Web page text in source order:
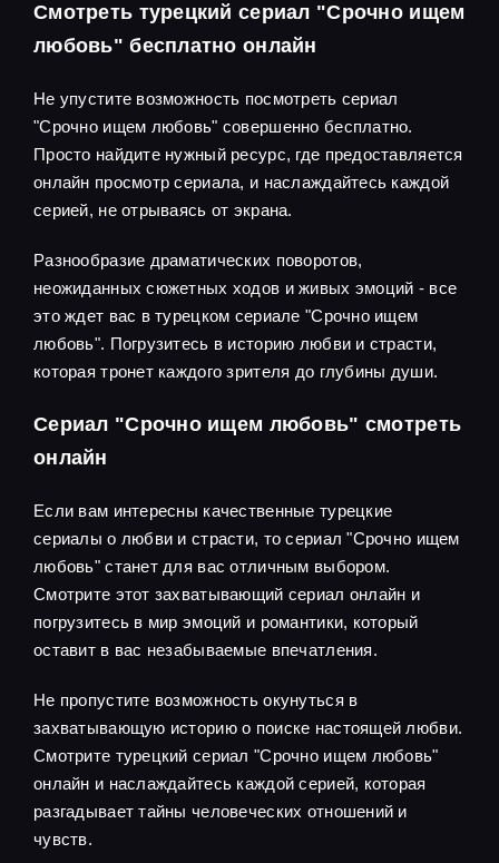
Смотреть турецкий сериал "Срочно ищем
любовь" бесплатно онлайн
Не упустите возможность посмотреть сериал
"Срочно ищем любовь" совершенно бесплатно.
Просто найдите нужный ресурс, где предоставляется
онлайн просмотр сериала, и наслаждайтесь каждой
серией, не отрываясь от экрана.
Разнообразие драматических поворотов,
неожиданных сюжетных ходов и живых эмоций - все
это ждет вас в турецком сериале "Срочно ищем
любовь". Погрузитесь в историю любви и страсти,
которая тронет каждого зрителя до глубины души.
Сериал "Срочно ищем любовь" смотреть
онлайн
Если вам интересны качественные турецкие
сериалы о любви и страсти, то сериал "Срочно ищем
любовь" станет для вас отличным выбором.
Смотрите этот захватывающий сериал онлайн и
погрузитесь в мир эмоций и романтики, который
оставит в вас незабываемые впечатления.
Не пропустите возможность окунуться в
захватывающую историю о поиске настоящей любви.
Смотрите турецкий сериал "Срочно ищем любовь"
онлайн и наслаждайтесь каждой серией, которая
разгадывает тайны человеческих отношений и
чувств.